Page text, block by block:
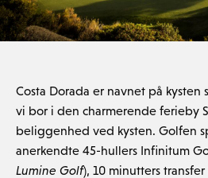
Costa Dorada er navnet på kysten
vi bor i den charmerende ferieby
beliggenhed ved kysten. Golfen
anerkendte 45-hullers Infinitum
Lumine Golf), 10 minutters